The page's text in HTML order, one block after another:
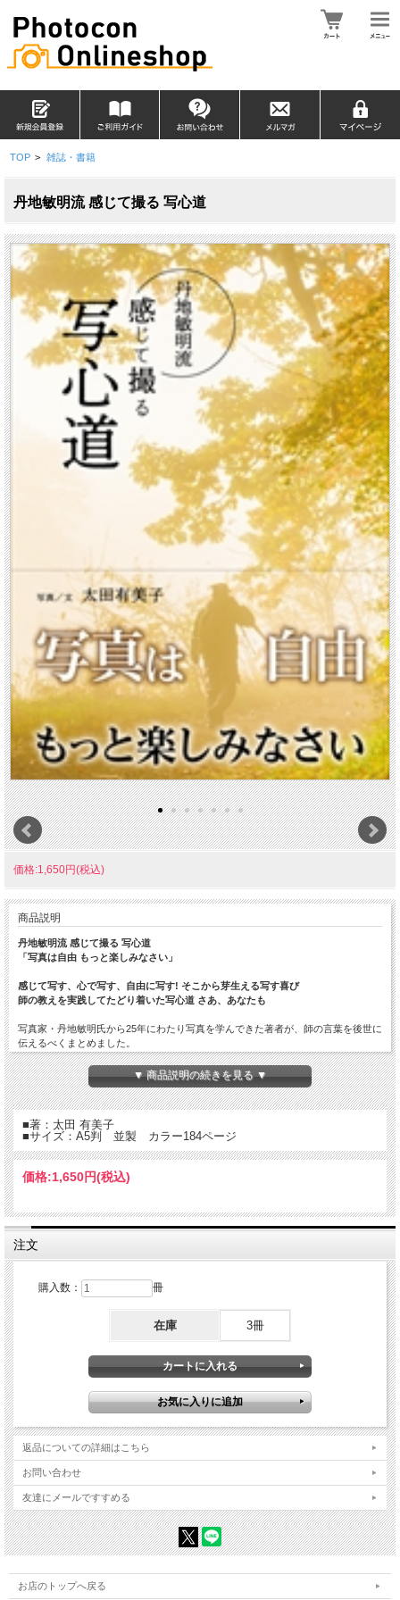
TOP > 雑誌・書籍
丹地敏明流 感じて撮る 写心道
価格:1,650円(税込)
商品説明
丹地敏明流 感じて撮る 写心道
「写真は自由 もっと楽しみなさい」
感じて写す、心で写す、自由に写す! そこから芽生える写す喜び
師の教えを実践してたどり着いた写心道 さあ、あなたも
写真家・丹地敏明氏から25年にわたり写真を学んできた著者が、師の言葉を後世に
伝えるべくまとめました。
撮影の心構えから、撮影方法、そしてマナーまでを「心技体」に分けて85項目を収
録。師の教えを文章と写真でポイント解説。
写真を始めたばかりの人はもちろん、ベテランにとっては忘れかけていた大切なこ
とを思い出すことができます。読んで感じて、実践すれば、写真がもっと楽しくな
「心」
・写真は自由 ・この瞬間のドラマを記録しよう ・目に見えるものは全て写
る ・十年間は来ないつもりで記録せよ ・誰かに見せたいというその気持ちを大
切に ・常に物事を見つめる観察眼をもとう ・これが一番と決めつけないで ・
である ・今、この瞬間、シャッターを切ろう ・接写に耐えられるものを探そ
う ・前もって撮影計画を立てるのが肝心 ・絵葉書写真を撮っておこう ・感じ
たときに即、撮る ・固定概念に縛られず目の前で起こっていることに集中せ
よ ・肉眼に焼き付けておくのも写真ならぬ写心の世界 ・記念写真も必ず撮ろ
ていると思いなさい ・シンプルに表現すること ・気持ちが写るのが写真 ・常
に心を最新にしておこう ・感じる心を大切にしよう……etc.
・写真の基本はシャープであること ・道具を正しく使おう ・正面から対峙す
る ・気象条件を読み抜け ・主観的に見るのは肉眼、ファインダーを通してみる
のは客観 ・自分なりの撮影手順書を持つこと ・大切なのは立体感をも写し込む
ということ ・トリミングも有りと考えよ ・画面の中での空きの寸法に注意せ
ドとはと聞かないで ・フィルターワークも身につけよう ・全部やっておきなさ
「体」
・とにかく素早く、数多くシャッターを切れ ・形の良さにこだわってとことん探
う ・名前と場所を正確に記録しよう ・潜在型撮影スタイルのすすめ ・有利な
条件を最大限に生かそう ・被写体のもつ適切な大きさを知ろう ・横着しないで
現場でやっておく ・パターン化の罠にはまらないで ・新しい目で向き合お
う ・写真は心が撮る ……etc.
▼ 商品説明の続きを見る ▼
■著：太田 有美子
■サイズ：A5判 並製 カラー184ページ
価格:1,650円(税込)
注文
購入数： 冊
在庫 3冊
返品についての詳細はこちら
お問い合わせ
友達にメールですすめる
お店のトップへ戻る